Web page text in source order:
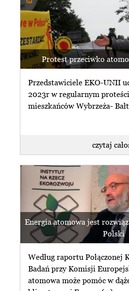
Protest przeciwko
Przedstawiciele EKO-UNII
2023r w regularnym
mieszkańców Wybrzeża-
czytaj
Energia atomowa jest
Polski
Według raportu Połączonej
Badań przy Komisji
atomowa może pomóc w